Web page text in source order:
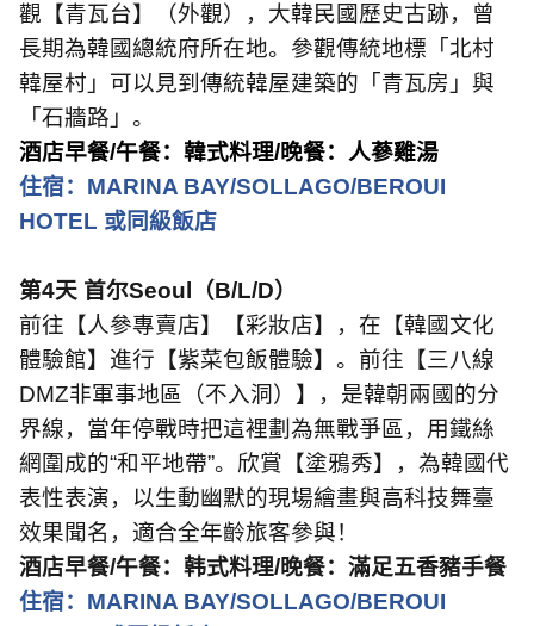
觀【青瓦台】（外觀），大韓民國歷史古跡，曾
長期為韓國總統府所在地。參觀傳統地標「北村
韓屋村」可以見到傳統韓屋建築的「青瓦房」與
「石牆路」。
酒店早餐/午餐：韓式料理/晚餐：人蔘雞湯
住宿： MARINA BAY/SOLLAGO/BEROUI
HOTEL 或同級飯店
第4天 首尔Seoul （B/L/D）
前往【人參專賣店】【彩妝店】，在【韓國文化
體驗館】進行【紫菜包飯體驗】。前往【三八線
DMZ非軍事地區（不入洞）】，是韓朝兩國的分
界線，當年停戰時把這裡劃為無戰爭區，用鐵絲
網圍成的“和平地帶”。欣賞【塗鴉秀】，為韓國代
表性表演，以生動幽默的現場繪畫與高科技舞臺
效果聞名，適合全年齡旅客參與！
酒店早餐/午餐：韩式料理/晚餐：滿足五香豬手餐
住宿： MARINA BAY/SOLLAGO/BEROUI